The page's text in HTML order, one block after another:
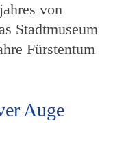
von
Stadtmuseum
Fürstentum
Auge